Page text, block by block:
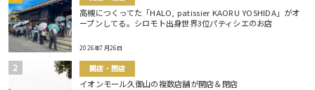
高槻につくってた「HALO, patissier KAORU YOSHIDA」がオ
ープンしてる。シロモト出身世界3位パティシエのお店
2026年7月26日
開店・閉店
イオンモール久御山の複数店舗が開店＆閉店